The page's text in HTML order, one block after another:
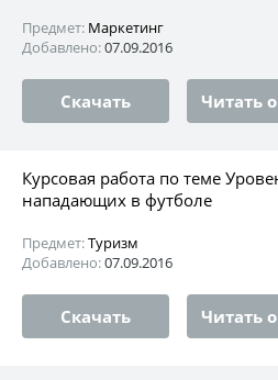
Предмет: Маркетинг
Добавлено:07.09.2016
Скачать Читать
Курсовая работа по теме
нападающих в футболе
Предмет:Туризм
Добавлено:07.09.2016
Скачать Читать